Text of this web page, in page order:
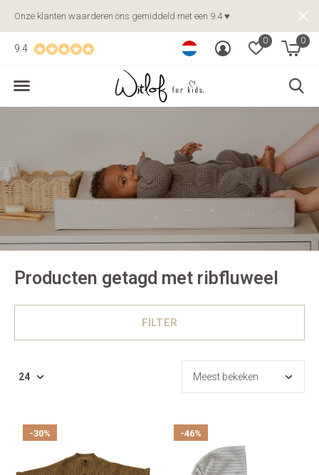
0 0
9.4
Onze klanten waarderen ons gemiddeld met een 9.4 ♥
Producten getagd met ribfluweel
FILTER
-30% -46%